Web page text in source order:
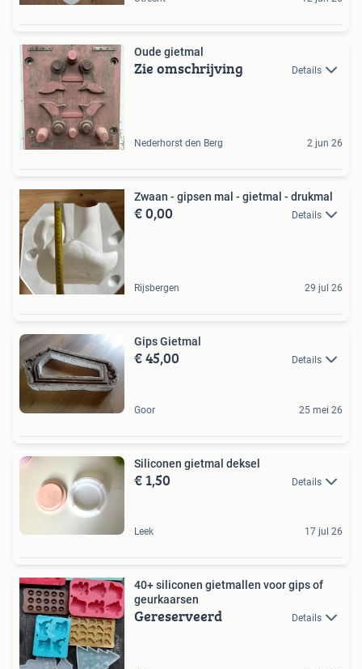
Oude gietmal
Zie omschrijving Details
Nederhorst den Berg 2 jun 26
Zwaan - gipsen mal - gietmal - drukmal
€ 0,00 Details
Rijsbergen 29 jul 26
Gips Gietmal
€ 45,00 Details
Goor 25 mei 26
Siliconen gietmal deksel
€ 1,50 Details
Leek 17 jul 26
40+ siliconen gietmallen voor gips of
geurkaarsen
Gereserveerd Details